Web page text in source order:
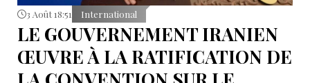
3 Août 18:51 International
LE GOUVERNEMENT IRANIEN
ŒUVRE À LA RATIFICATION DE